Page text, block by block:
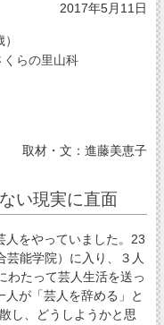
2017年5月11日
らの里山科
取材・文：進藤美恵子
い現実に直面
をやっていました。23
芸能学院）に入り、３人
わたって芸人生活を送っ
が「芸人を辞める」と
し、どうしようかと思